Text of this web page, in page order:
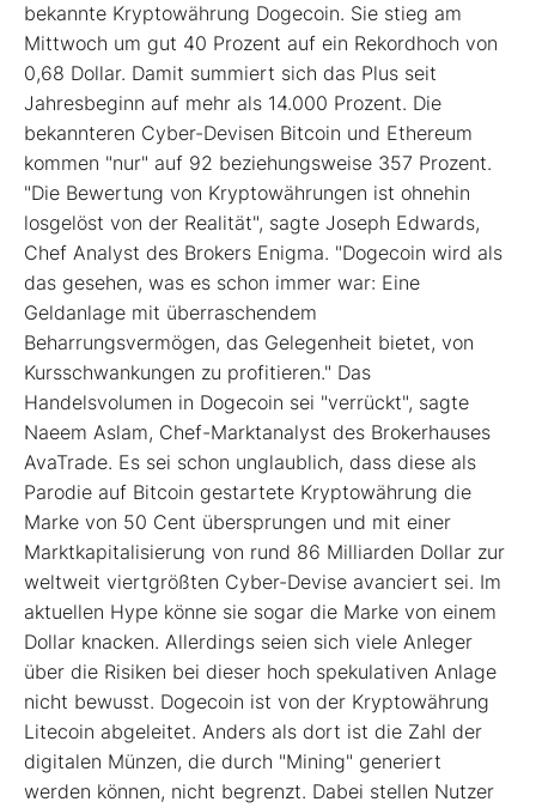
bekannte Kryptowährung Dogecoin. Sie stieg am
Mittwoch um gut 40 Prozent auf ein Rekordhoch von
0,68 Dollar. Damit summiert sich das Plus seit
Jahresbeginn auf mehr als 14.000 Prozent. Die
bekannteren Cyber-Devisen Bitcoin und Ethereum
kommen "nur" auf 92 beziehungsweise 357 Prozent.
"Die Bewertung von Kryptowährungen ist ohnehin
losgelöst von der Realität", sagte Joseph Edwards,
Chef Analyst des Brokers Enigma. "Dogecoin wird als
das gesehen, was es schon immer war: Eine
Geldanlage mit überraschendem
Beharrungsvermögen, das Gelegenheit bietet, von
Kursschwankungen zu profitieren." Das
Handelsvolumen in Dogecoin sei "verrückt", sagte
Naeem Aslam, Chef-Marktanalyst des Brokerhauses
AvaTrade. Es sei schon unglaublich, dass diese als
Parodie auf Bitcoin gestartete Kryptowährung die
Marke von 50 Cent übersprungen und mit einer
Marktkapitalisierung von rund 86 Milliarden Dollar zur
weltweit viertgrößten Cyber-Devise avanciert sei. Im
aktuellen Hype könne sie sogar die Marke von einem
Dollar knacken. Allerdings seien sich viele Anleger
über die Risiken bei dieser hoch spekulativen Anlage
nicht bewusst. Dogecoin ist von der Kryptowährung
Litecoin abgeleitet. Anders als dort ist die Zahl der
digitalen Münzen, die durch "Mining" generiert
werden können, nicht begrenzt. Dabei stellen Nutzer